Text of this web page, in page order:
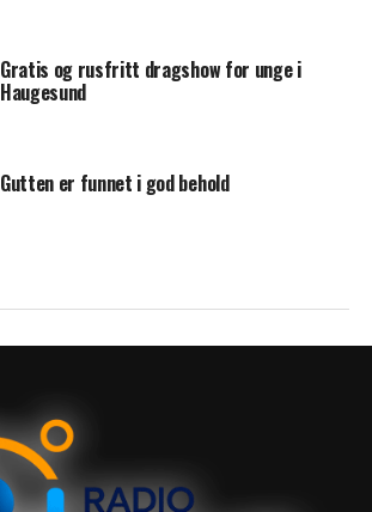
Gratis og rusfritt dragshow for unge i
Haugesund
Gutten er funnet i god behold